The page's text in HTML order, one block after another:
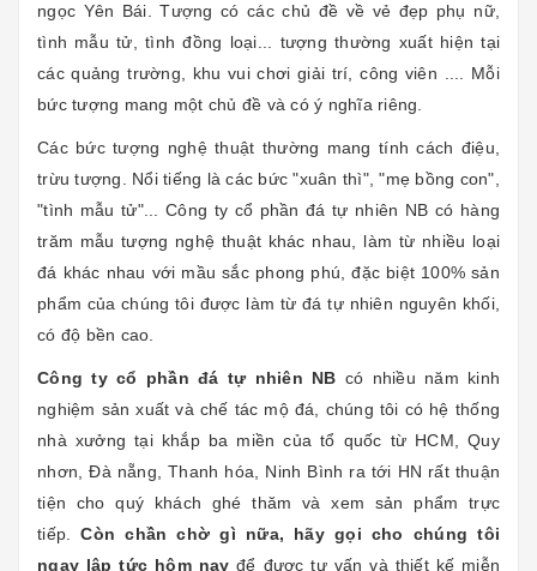
ngọc Yên Bái. Tượng có các chủ đề về vẻ đẹp phụ nữ,
tình mẫu tử, tình đồng loại... tượng thường xuất hiện tại
các quảng trường, khu vui chơi giải trí, công viên .... Mỗi
bức tượng mang một chủ đề và có ý nghĩa riêng.
Các bức tượng nghệ thuật thường mang tính cách điệu,
trừu tượng. Nổi tiếng là các bức "xuân thì", "mẹ bồng con",
"tình mẫu tử"... Công ty cổ phần đá tự nhiên NB có hàng
trăm mẫu tượng nghệ thuật khác nhau, làm từ nhiều loại
đá khác nhau với mầu sắc phong phú, đặc biệt 100% sản
phẩm của chúng tôi được làm từ đá tự nhiên nguyên khối,
có độ bền cao.
Công ty cổ phần đá tự nhiên NB có nhiều năm kinh
nghiệm sản xuất và chế tác mộ đá, chúng tôi có hệ thống
nhà xưởng tại khắp ba miền của tổ quốc từ HCM, Quy
nhơn, Đà nẵng, Thanh hóa, Ninh Bình ra tới HN rất thuận
tiện cho quý khách ghé thăm và xem sản phẩm trực
tiếp.Còn chần chờ gì nữa, hãy gọi cho chúng tôi
ngay lập tức hôm nay để được tư vấn và thiết kế miễn